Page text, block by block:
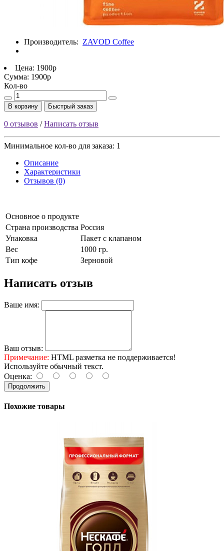
Производитель: ZAVOD Coffee
Цена: 1900р
Сумма: 1900р
Кол-во
В корзину Быстрый заказ
0 отзывов /Написать отзыв
Минимальное кол-во для заказа: 1
Описание
Характеристики
Отзывов (0)
Основное о продукте
Страна производства Россия
Упаковка
Пакет с клапаном
Вес
1000 гр.
Тип кофе
Зерновой
Написать отзыв
Ваше имя:
Ваш отзыв:
Примечание: HTML разметка не поддерживается!
Используйте обычный текст.
Оценка:
Продолжить
Похожие товары